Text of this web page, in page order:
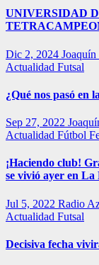
UNIVERSIDAD
Dic 2, 2024
Actualidad Futsal
¿Qué nos pasó en
Sep 27, 2022
Actualidad Fútbol
¡Haciendo club!
se vivió ayer en La
Jul 5, 2022 Radio
Actualidad Futsal
Decisiva fecha